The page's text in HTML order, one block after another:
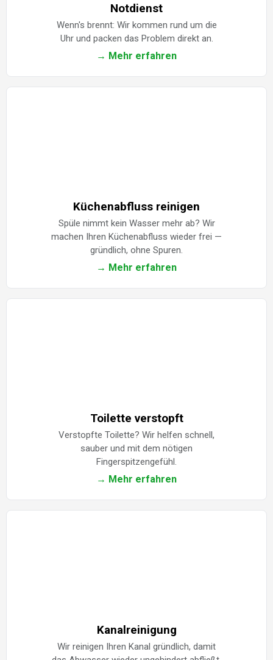
Notdienst
Wenn's brennt: Wir kommen rund um die
Uhr und packen das Problem direkt an.
→ Mehr erfahren
Küchenabfluss reinigen
Spüle nimmt kein Wasser mehr ab? Wir
machen Ihren Küchenabfluss wieder frei —
gründlich, ohne Spuren.
→ Mehr erfahren
Toilette verstopft
Verstopfte Toilette? Wir helfen schnell,
sauber und mit dem nötigen
Fingerspitzengefühl.
→ Mehr erfahren
Kanalreinigung
Wir reinigen Ihren Kanal gründlich, damit